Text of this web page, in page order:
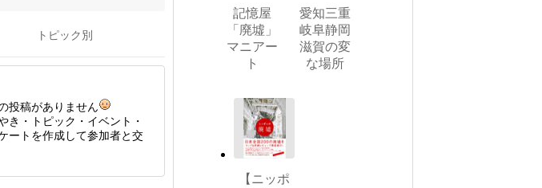
トピック別
投稿がありません
き・トピック・イベント・
ートを作成して参加者と交
記憶屋
「廃墟」
マニアー
ト
愛知三重
岐阜静岡
滋賀の変
な場所
【ニッポ